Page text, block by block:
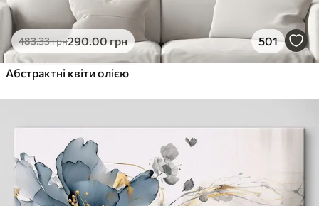
483.33грн290.00грн 501
Абстрактні квіти олією